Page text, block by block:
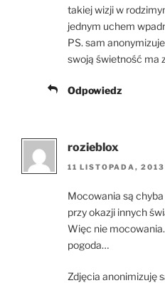
takiej wizji w
jednym uchem
PS. sam
swoją świetność ma
Odpowiedz
rozieblox
11 LISTOPADA,
Mocowania są
przy okazji innych
Więc nie
pogoda…
Zdjęcia anonimizuję